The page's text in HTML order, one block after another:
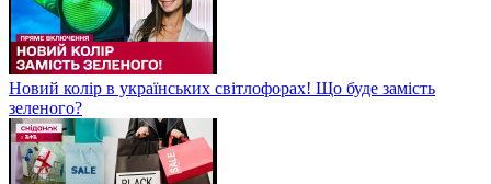
Новий колір в українських світлофорах! Що буде замість
зеленого?